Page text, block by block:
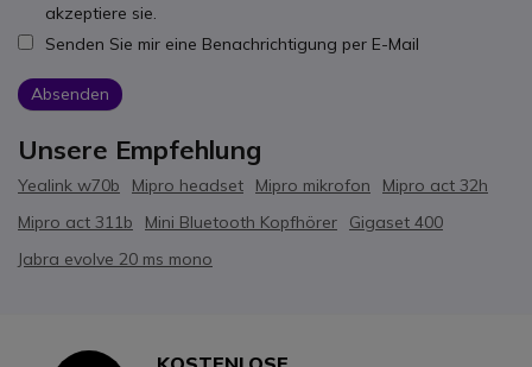
akzeptiere sie.
Senden Sie mir eine Benachrichtigung per E-Mail
Absenden
Unsere Empfehlung
Yealink w70b Mipro headset Mipro mikrofon
Mipro act 32h
Mipro act 311b
Mini Bluetooth Kopfhörer
Gigaset 400
Jabra evolve 20 ms mono